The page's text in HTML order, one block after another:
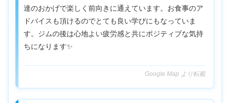
達のおかげで楽しく前向きに通えています。お食事のア
ドバイスも頂けるのでとても良い学びにもなっていま
す。ジムの後は心地よい疲労感と共にポジティブな気持
ちになります✨
Google Map より転載